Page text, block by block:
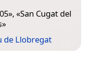
», «San Cugat del
»
de Llobregat